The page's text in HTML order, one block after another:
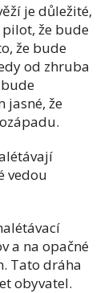
je důležité,
že bude
že bude
od zhruba
jasné, že
vedou
a na opačné
Tato dráha
obyvatel.